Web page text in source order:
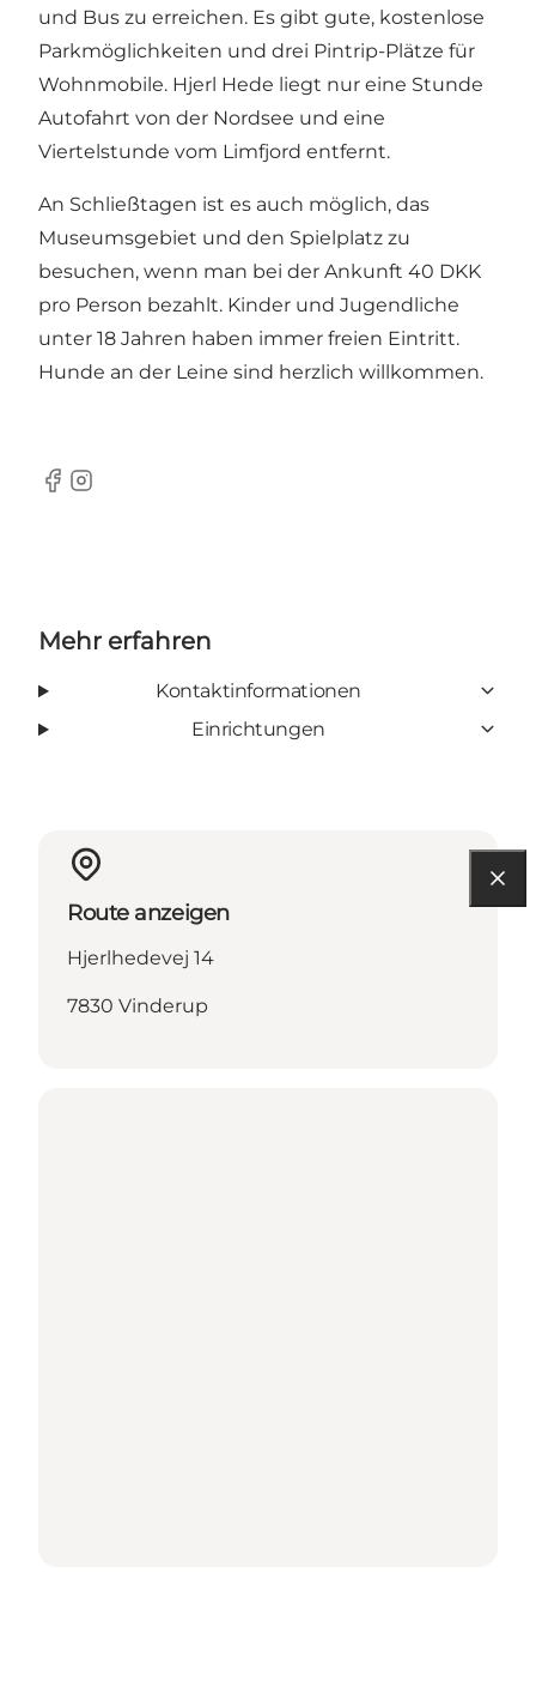
und Bus zu erreichen. Es gibt gute, kostenlose
Parkmöglichkeiten und drei Pintrip-Plätze für
Wohnmobile. Hjerl Hede liegt nur eine Stunde
Autofahrt von der Nordsee und eine
Viertelstunde vom Limfjord entfernt.
An Schließtagen ist es auch möglich, das
Museumsgebiet und den Spielplatz zu
besuchen, wenn man bei der Ankunft 40 DKK
pro Person bezahlt. Kinder und Jugendliche
unter 18 Jahren haben immer freien Eintritt.
Hunde an der Leine sind herzlich willkommen.
Facebook
Instagram
Mehr erfahren
Kontaktinformationen
Einrichtungen
Route anzeigen
Hjerlhedevej 14
7830 Vinderup